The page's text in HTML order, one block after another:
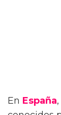
En España